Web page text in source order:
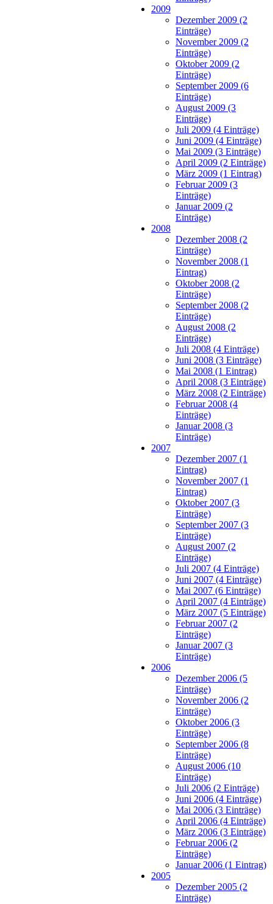
2009
Dezember 2009 (2
Einträge)
November 2009 (2
Einträge)
Oktober 2009 (2
Einträge)
September 2009 (6
Einträge)
August 2009 (3
Einträge)
Juli 2009 (4 Einträge)
Juni 2009 (4 Einträge)
Mai 2009 (3 Einträge)
April 2009 (2 Einträge)
März 2009 (1 Eintrag)
Februar 2009 (3
Einträge)
Januar 2009 (2
Einträge)
2008
Dezember 2008 (2
Einträge)
November 2008 (1
Eintrag)
Oktober 2008 (2
Einträge)
September 2008 (2
Einträge)
August 2008 (2
Einträge)
Juli 2008 (4 Einträge)
Juni 2008 (3 Einträge)
Mai 2008 (1 Eintrag)
April 2008 (3 Einträge)
März 2008 (2 Einträge)
Februar 2008 (4
Einträge)
Januar 2008 (3
Einträge)
2007
Dezember 2007 (1
Eintrag)
November 2007 (1
Eintrag)
Oktober 2007 (3
Einträge)
September 2007 (3
Einträge)
August 2007 (2
Einträge)
Juli 2007 (4 Einträge)
Juni 2007 (4 Einträge)
Mai 2007 (6 Einträge)
April 2007 (4 Einträge)
März 2007 (5 Einträge)
Februar 2007 (2
Einträge)
Januar 2007 (3
Einträge)
2006
Dezember 2006 (5
Einträge)
November 2006 (2
Einträge)
Oktober 2006 (3
Einträge)
September 2006 (8
Einträge)
August 2006 (10
Einträge)
Juli 2006 (2 Einträge)
Juni 2006 (4 Einträge)
Mai 2006 (3 Einträge)
April 2006 (4 Einträge)
März 2006 (3 Einträge)
Februar 2006 (2
Einträge)
Januar 2006 (1 Eintrag)
2005
Dezember 2005 (2
Einträge)